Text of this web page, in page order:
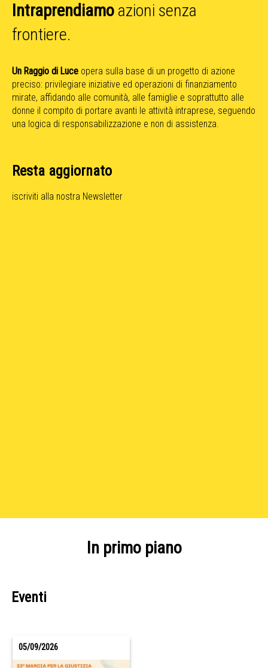
Intraprendiamo azioni senza
frontiere.
Un Raggio di Luce opera sulla base di un progetto di azione
preciso: privilegiare iniziative ed operazioni di finanziamento
mirate, affidando alle comunità, alle famiglie e soprattutto alle
donne il compito di portare avanti le attività intraprese, seguendo
una logica di responsabilizzazione e non di assistenza.
Resta aggiornato
iscriviti alla nostra Newsletter
In primo piano
Eventi
05/09/2026